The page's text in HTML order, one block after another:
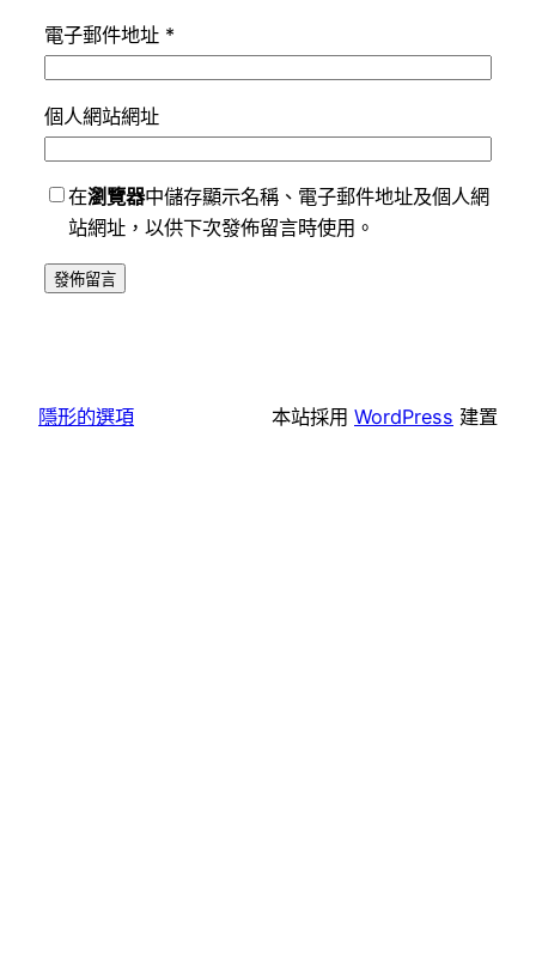
電子郵件地址 *
個人網站網址
在瀏覽器中儲存顯示名稱、電子郵件地址及個人網
站網址，以供下次發佈留言時使用。
隱形的選項 本站採用 WordPress 建置